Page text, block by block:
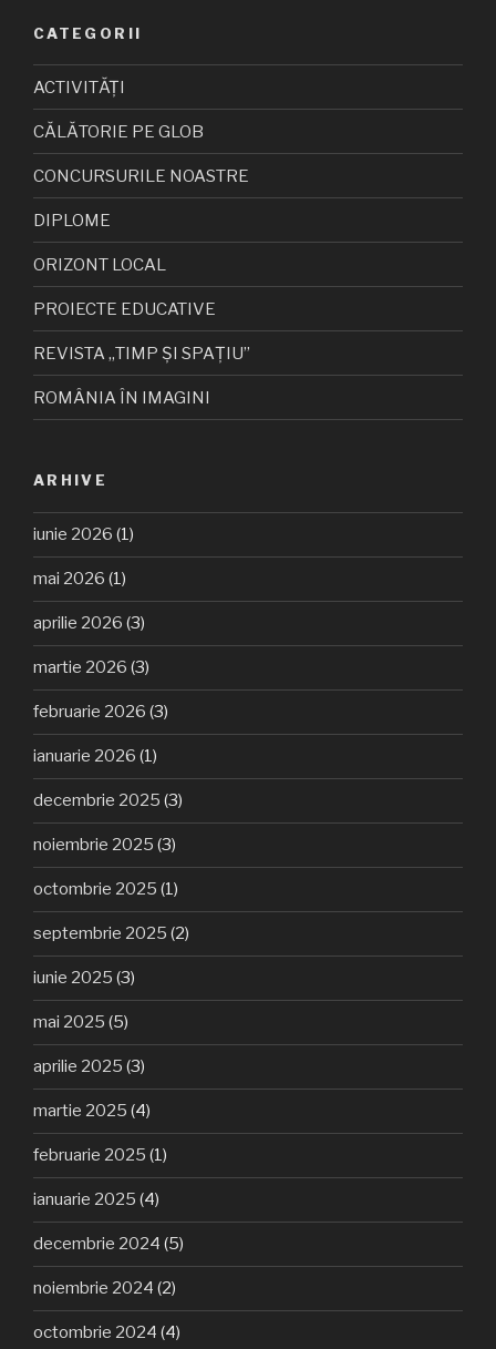
CATEGORII
ACTIVITĂȚI
CĂLĂTORIE PE GLOB
CONCURSURILE NOASTRE
DIPLOME
ORIZONT LOCAL
PROIECTE EDUCATIVE
REVISTA „TIMP ȘI SPAȚIU”
ROMÂNIA ÎN IMAGINI
ARHIVE
iunie 2026 (1)
mai 2026 (1)
aprilie 2026 (3)
martie 2026 (3)
februarie 2026 (3)
ianuarie 2026 (1)
decembrie 2025 (3)
noiembrie 2025 (3)
octombrie 2025 (1)
septembrie 2025 (2)
iunie 2025 (3)
mai 2025 (5)
aprilie 2025 (3)
martie 2025 (4)
februarie 2025 (1)
ianuarie 2025 (4)
decembrie 2024 (5)
noiembrie 2024 (2)
octombrie 2024 (4)